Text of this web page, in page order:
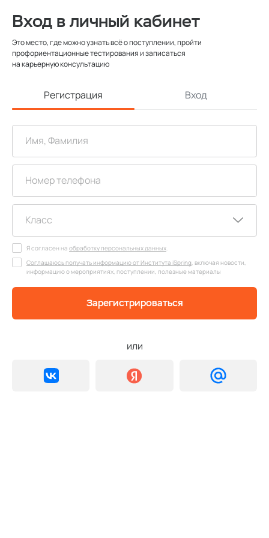
Вход в личный кабинет
Это место, где можно узнать всё о поступлении, пройти
профориентационные тестирования и записаться
на карьерную консультацию
Регистрация Вход
Я согласен на обработку персональных данных.
Соглашаюсь получать информацию от Института iSpring, включая новости,
информацию о мероприятиях, поступлении, полезные материалы
Зарегистрироваться
или